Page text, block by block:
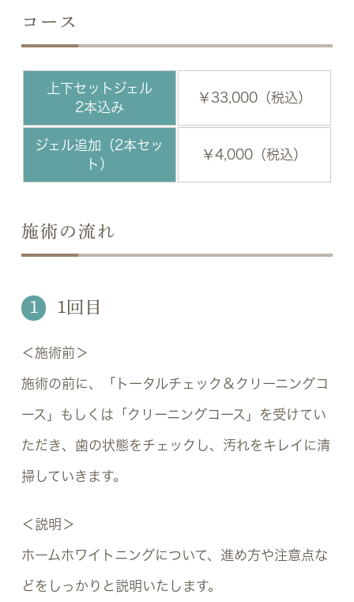
コース
上下セットジェル
2本込み
￥33,000（税込）
ジェル追加（2本セッ
ト）
￥4,000（税込）
施術の流れ
1 1回目
＜施術前＞
施術の前に、「トータルチェック＆クリーニングコ
ース」もしくは「クリーニングコース」を受けてい
ただき、歯の状態をチェックし、汚れをキレイに清
掃していきます。
＜説明＞
ホームホワイトニングについて、進め方や注意点な
どをしっかりと説明いたします。